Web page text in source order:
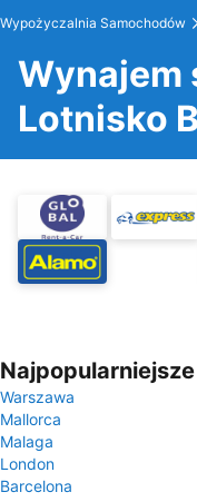
Wypożyczalnia Samochodów
Wynajem
Lotnisko
Warszawa
Mallorca
Malaga
London
Barcelona